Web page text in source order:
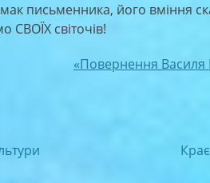
письменника, його вміння
світочів!
«Повернення Василя
Next